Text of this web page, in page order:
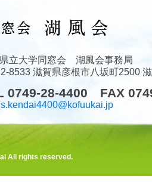
立大学同窓会 湖風会事務局
8533 滋賀県彦根市八坂町2500
0749-28-4400 FAX
s.kendai4400@kofuukai.jp
All rights reserved.